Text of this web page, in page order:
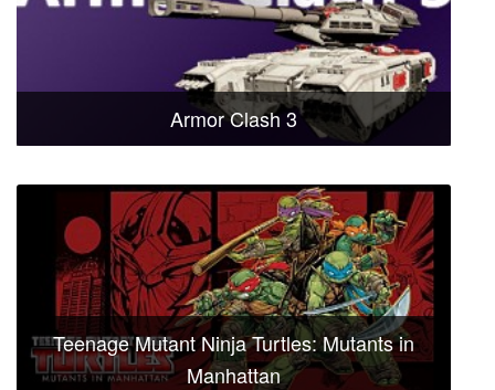
Armor Clash 3
Teenage Mutant Ninja Turtles: Mutants in
Manhattan